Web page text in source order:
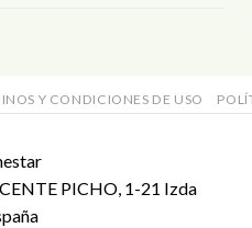
Y CONDICIONES DE USO
PICHO, 1-21 Izda